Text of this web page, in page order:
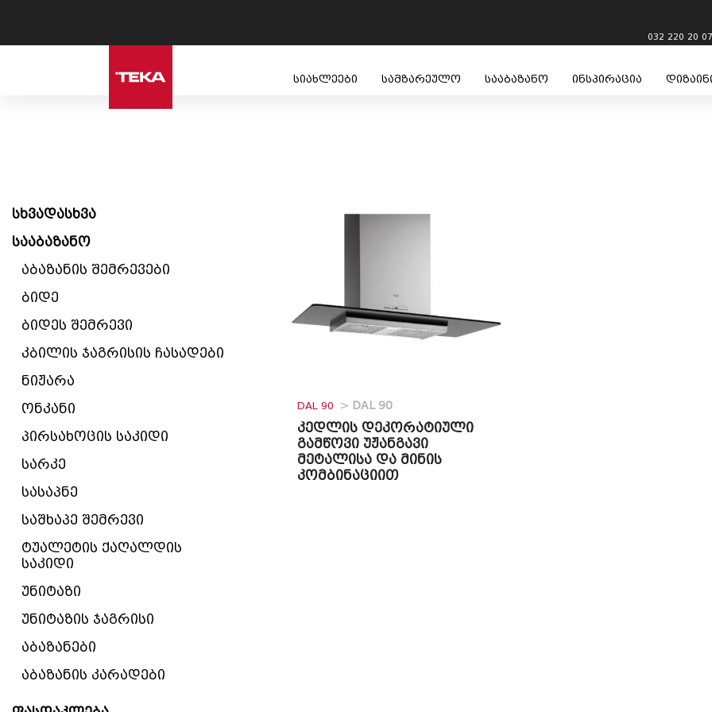
032 220 20 07
სიახლეები სამზარეულო სააბაზანო ინსპირაცია
სხვადასხვა
სააბაზანო
აბაზანის შემრევები
ბიდე
ბიდეს შემრევი
კბილის ჯაგრისის ჩასადები
ნიჟარა
ონკანი
პირსახოცის საკიდი
სარკე
სასაპნე
საშხაპე შემრევი
ტუალეტის ქაღალდის
საკიდი
უნიტაზი
უნიტაზის ჯაგრისი
აბაზანები
აბაზანის კარადები
DAL 90 > DAL 90
კედლის დეკორატიული
გამწოვი უჟანგავი
მეტალისა და მინის
კომბინაციით